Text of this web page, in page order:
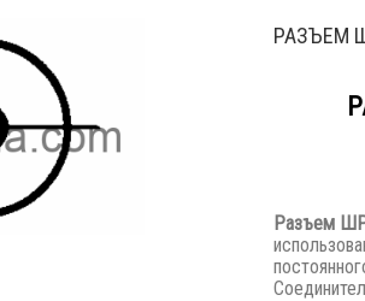
РАЗЪЕМ
Разъем